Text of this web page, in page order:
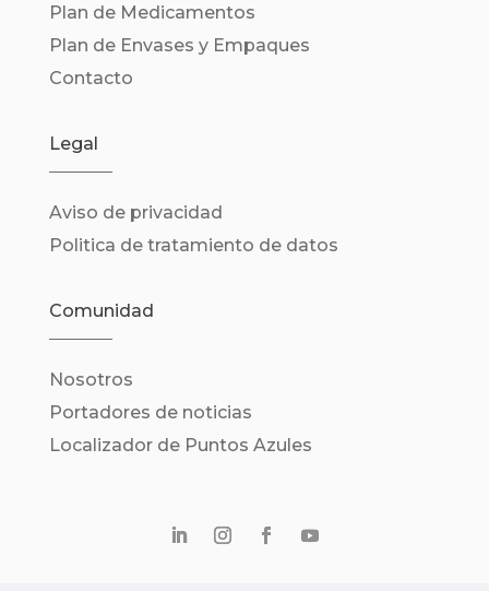
Plan de Medicamentos
Plan de Envases y Empaques
Contacto
Legal
Aviso de privacidad
Politica de tratamiento de datos
Comunidad
Nosotros
Portadores de noticias
Localizador de Puntos Azules